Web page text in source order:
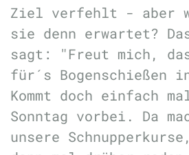
Ziel verfehlt - aber
sie denn erwartet?
sagt: "Freut mich,
für´s Bogenschießen
Kommt doch einfach
Sonntag vorbei. Da
unsere